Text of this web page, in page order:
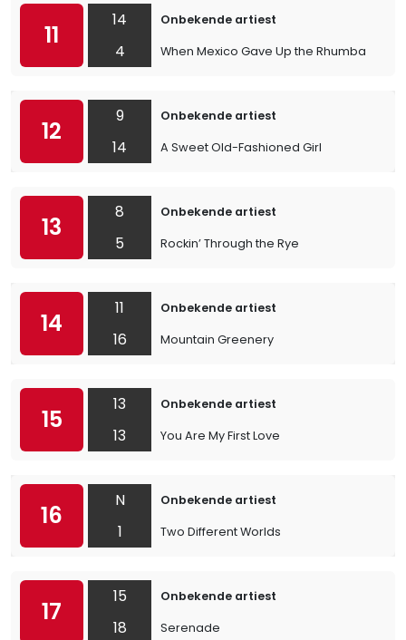
11
14
4
Onbekende artiest
When Mexico Gave Up the Rhumba
12
9
14
Onbekende artiest
A Sweet Old-Fashioned Girl
13
8
5
Onbekende artiest
Rockin’ Through the Rye
14
11
16
Onbekende artiest
Mountain Greenery
15
13
13
Onbekende artiest
You Are My First Love
16
N
1
Onbekende artiest
Two Different Worlds
17
15
18
Onbekende artiest
Serenade